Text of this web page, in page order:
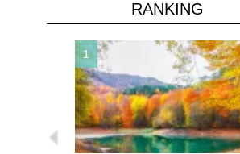
RANKING
Previous
1